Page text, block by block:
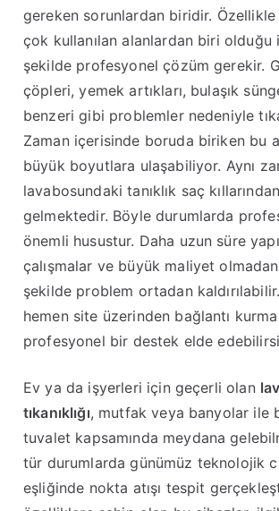
gereken sorunlardan biridir.
çok kullanılan alanlardan biri olduğu
şekilde profesyonel çözüm gerekir.
çöpleri, yemek artıkları, bulaşık
benzeri gibi problemler nedeniyle
Zaman içerisinde boruda biriken bu
büyük boyutlara ulaşabiliyor. Aynı
lavabosundaki tanıklık saç
gelmektedir. Böyle durumlarda
önemli husustur. Daha uzun süre
çalışmalar ve büyük maliyet
şekilde problem ortadan
hemen site üzerinden bağlantı
profesyonel bir destek elde
Ev ya da işyerleri için geçerli olan
tıkanıklığı, mutfak veya banyolar ile
tuvalet kapsamında meydana
tür durumlarda günümüz teknolojik
eşliğinde nokta atışı tespit